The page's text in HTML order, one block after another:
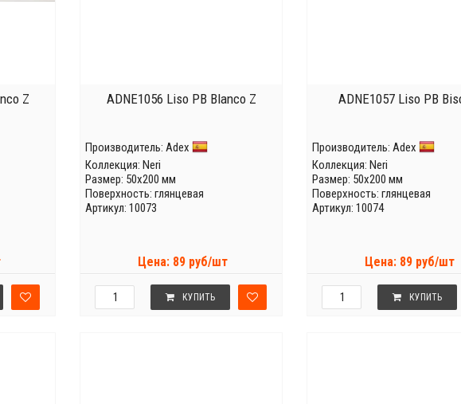
Z ADNE1056 Liso PB Blanco Z
Производитель: Adex
Коллекция: Neri
Размер: 50x200 мм
Поверхность: глянцевая
Артикул: 10073
Цена: 89 руб/шт
КУПИТЬ
ADNE1057 Liso PB
Производитель: Adex
Коллекция: Neri
Размер: 50x200 мм
Поверхность: глянцевая
Артикул: 10074
Цена: 89 руб/шт
КУПИТЬ